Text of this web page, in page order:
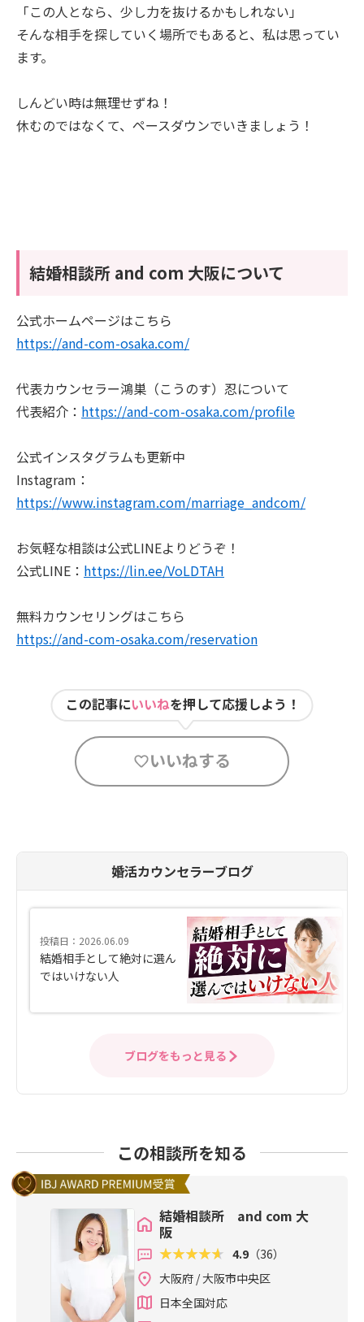
「この人となら、少し力を抜けるかもしれない」
そんな相手を探していく場所でもあると、私は思ってい
ます。
しんどい時は無理せずね！
休むのではなくて、ペースダウンでいきましょう！
結婚相談所 and com 大阪について
公式ホームページはこちら
https://and-com-osaka.com/
代表カウンセラー鴻巣（こうのす）忍について
代表紹介： https://and-com-osaka.com/profile
公式インスタグラムも更新中
Instagram：
https://www.instagram.com/marriage_andcom/
お気軽な相談は公式LINEよりどうぞ！
公式LINE： https://lin.ee/VoLDTAH
無料カウンセリングはこちら
https://and-com-osaka.com/reservation
この記事にいいねを押して応援しよう！
いいねする
婚活カウンセラーブログ
投稿日：2026.06.09
結婚相手として絶対に選ん
ではいけない人
ブログをもっと見る
この相談所を知る
結婚相談所 and com 大
阪
4.9 （36）
大阪府 / 大阪市中央区
日本全国対応